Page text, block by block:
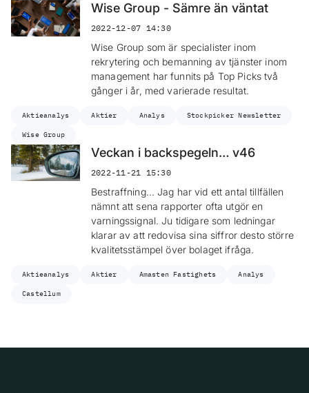
Wise Group - Sämre än väntat
2022-12-07 14:30
Wise Group som är specialister inom
rekrytering och bemanning av tjänster inom
management har funnits på Top Picks två
gånger i år, med varierade resultat.
Aktieanalys Aktier Analys Stockpicker Newsletter
Wise Group
Veckan i backspegeln… v46
2022-11-21 15:30
Bestraffning… Jag har vid ett antal tillfällen
nämnt att sena rapporter ofta utgör en
varningssignal. Ju tidigare som ledningar
klarar av att redovisa sina siffror desto större
kvalitetsstämpel över bolaget ifråga.
Aktieanalys Aktier Amasten Fastighets Analys
Castellum